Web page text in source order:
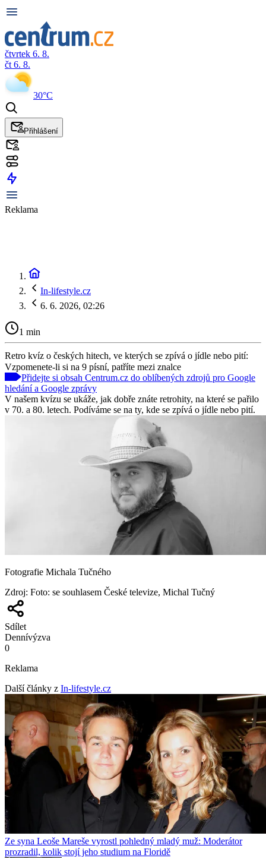
čtvrtek 6. 8.
čt 6. 8.
30°C
Přihlášení
Reklama
In-lifestyle.cz
6. 6. 2026, 02:26
1 min
Retro kvíz o českých hitech, ve kterých se zpívá o jídle nebo pití:
Vzpomenete-li si na 9 písní, patříte mezi znalce
Přidejte si obsah Centrum.cz do oblíbených zdrojů pro Google
hledání a Google zprávy
V našem kvízu se ukáže, jak dobře znáte retrohity, na které se pařilo
v 70. a 80. letech. Podíváme se na ty, kde se zpívá o jídle nebo pití.
Fotografie Michala Tučného
Zdroj: Foto: se souhlasem České televize, Michal Tučný
Sdílet
Dennívýzva
0
Reklama
Další články z In-lifestyle.cz
Ze syna Leoše Mareše vyrostl pohledný mladý muž: Moderátor
prozradil, kolik stojí jeho studium na Floridě